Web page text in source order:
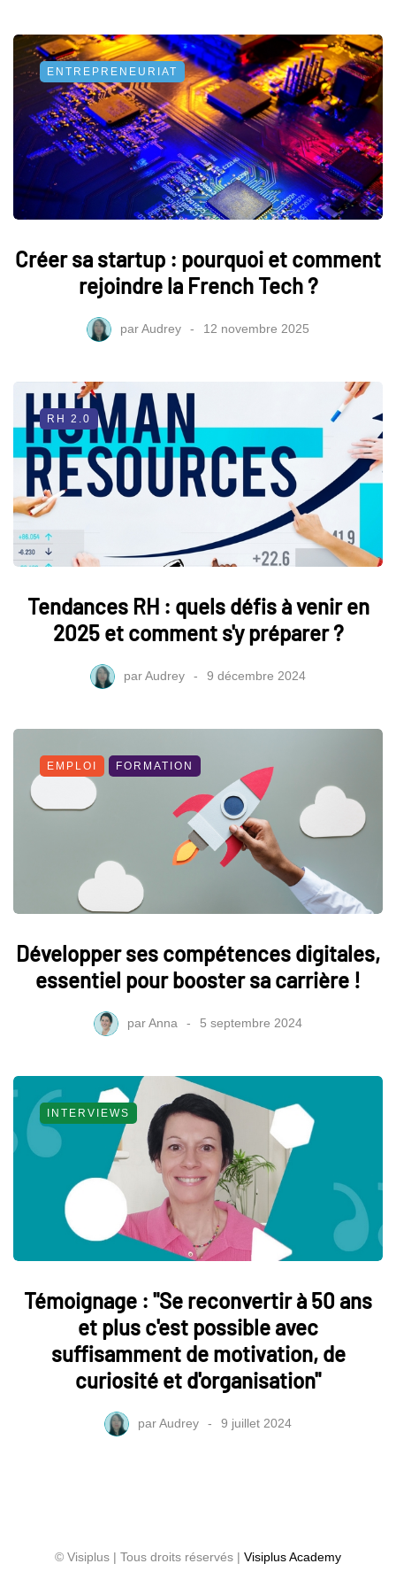
ENTREPRENEURIAT
Créer sa startup : pourquoi et comment
rejoindre la French Tech ?
parAudrey 12 novembre 2025
RH 2.0
Tendances RH : quels défis à venir en
2025 et comment s'y préparer ?
parAudrey 9 décembre 2024
EMPLOI FORMATION
Développer ses compétences digitales,
essentiel pour booster sa carrière !
parAnna 5 septembre 2024
INTERVIEWS
Témoignage : "Se reconvertir à 50 ans
et plus c'est possible avec
suffisamment de motivation, de
curiosité et d'organisation"
parAudrey 9 juillet 2024
© Visiplus | Tous droits réservés | Visiplus Academy